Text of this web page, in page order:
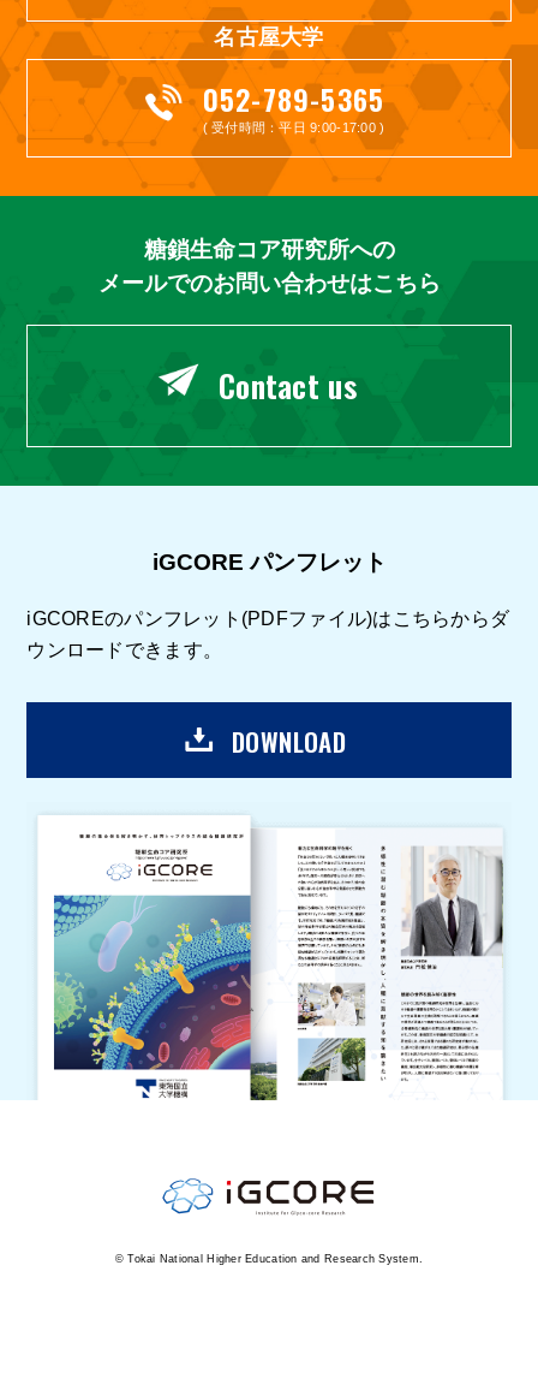
名古屋大学
052-789-5365
( 受付時間：平日 9:00-17:00 )
糖鎖生命コア研究所への
メールでのお問い合わせはこちら
Contact us
iGCORE パンフレット
iGCOREのパンフレット(PDFファイル)はこちらからダ
ウンロードできます。
DOWNLOAD
© Tokai National Higher Education and Research System.